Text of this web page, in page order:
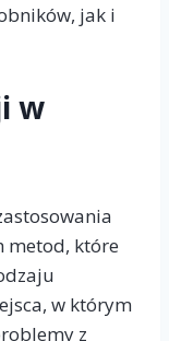
jak i
w
metod, które
w którym
z